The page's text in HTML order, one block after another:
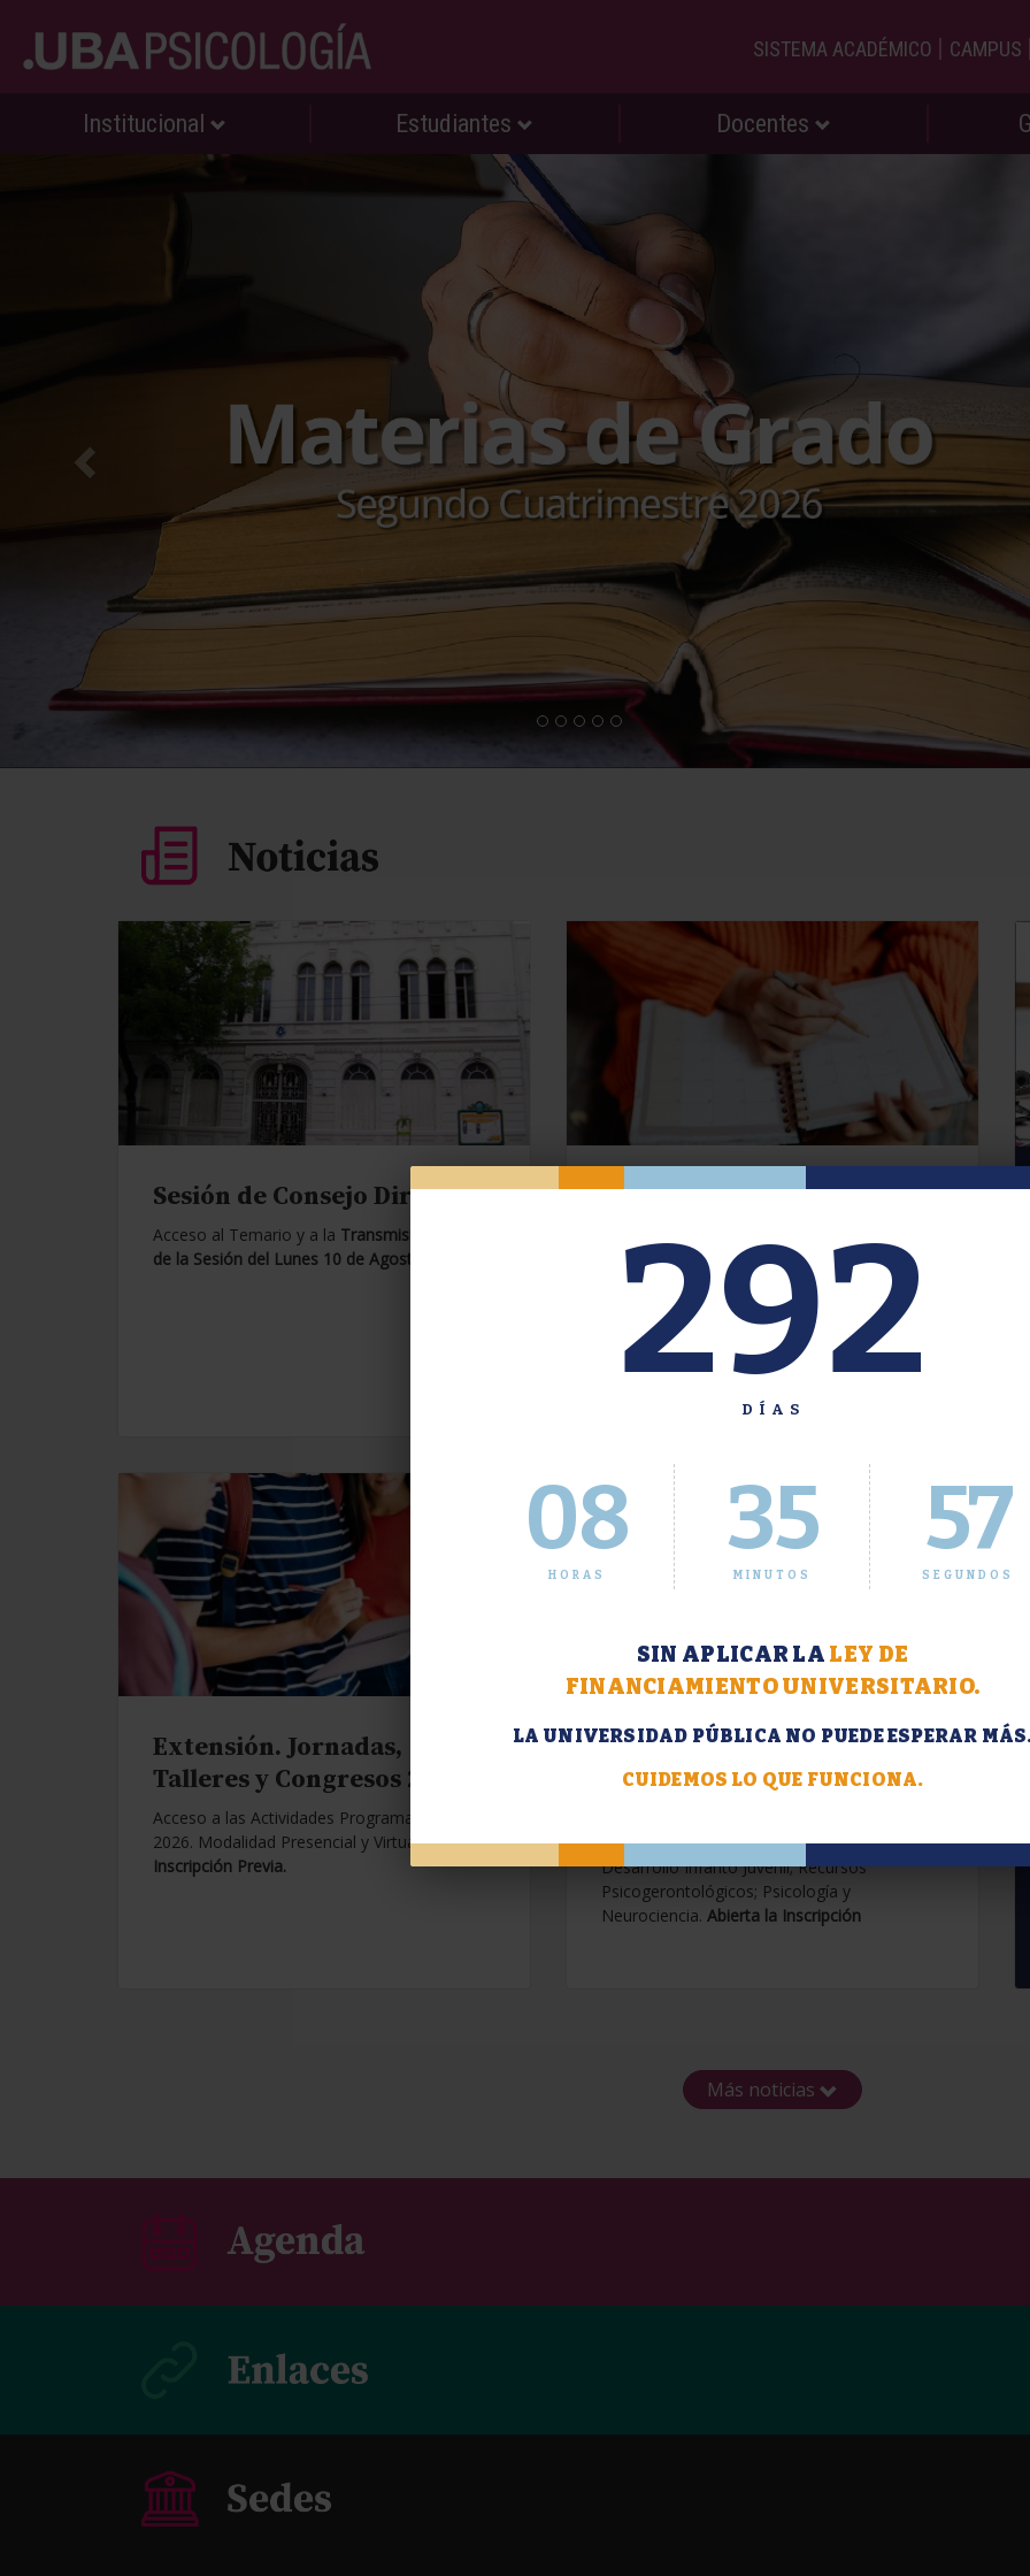
292
DÍAS
08
HORAS
35
MINUTOS
58
SEGUNDOS
SIN APLICAR LA LEY DE
FINANCIAMIENTO UNIVERSITARIO.
LA UNIVERSIDAD PÚBLICA NO PUEDE ESPERAR
CUIDEMOS LO QUE FUNCIONA.
SISTEMA ACADÉMICO | CAMPUS |
Institucional Estudiantes Docentes
Sesión de Consejo Directivo.
Acceso al Temario y a la Transmisión en Vivo
de la Sesión del Lunes 10 de Agosto de 2026.
Oferta de Grado. Segundo
Inscripción del 30 de julio al 4 de agosto a
través del Sistema Académico
Extensión. Jornadas,
Talleres y Congresos 2026.
Acceso a las Actividades Programadas para
2026. Modalidad Presencial y Virtual.Con
Inscripción Previa.
Extensión. Diplomaturas
2026.
Contemporáneas; Problemáticas en el
Desarrollo Infanto Juvenil; Recursos
Psicogerontológicos; Psicología y
Neurociencia. Abierta la Inscripción
Más noticias